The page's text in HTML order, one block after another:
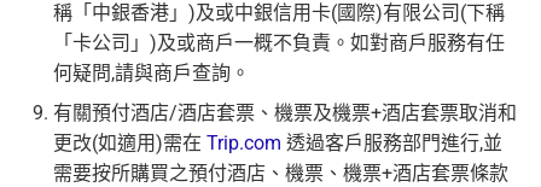
稱「中銀香港」)及或中銀信用卡(國際)有限公司(下稱
「卡公司」)及或商戶一概不負責。如對商戶服務有任
何疑問,請與商戶查詢。
有關預付酒店/酒店套票、機票及機票+酒店套票取消和
更改(如適用)需在 Trip.com 透過客戶服務部門進行,並
需要按所購買之預付酒店、機票、機票+酒店套票條款